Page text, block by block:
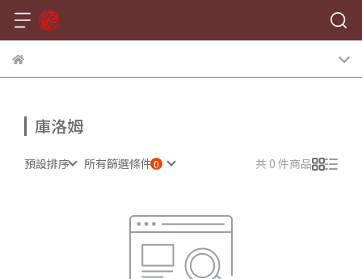
庫洛姆
預設排序 所有篩選條件 共 0 件商品